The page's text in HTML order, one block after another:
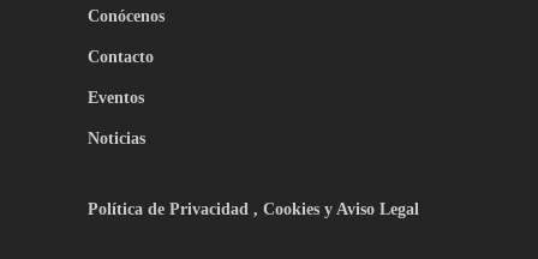
Conócenos
Contacto
Eventos
Noticias
Política de Privacidad , Cookies y Aviso Legal